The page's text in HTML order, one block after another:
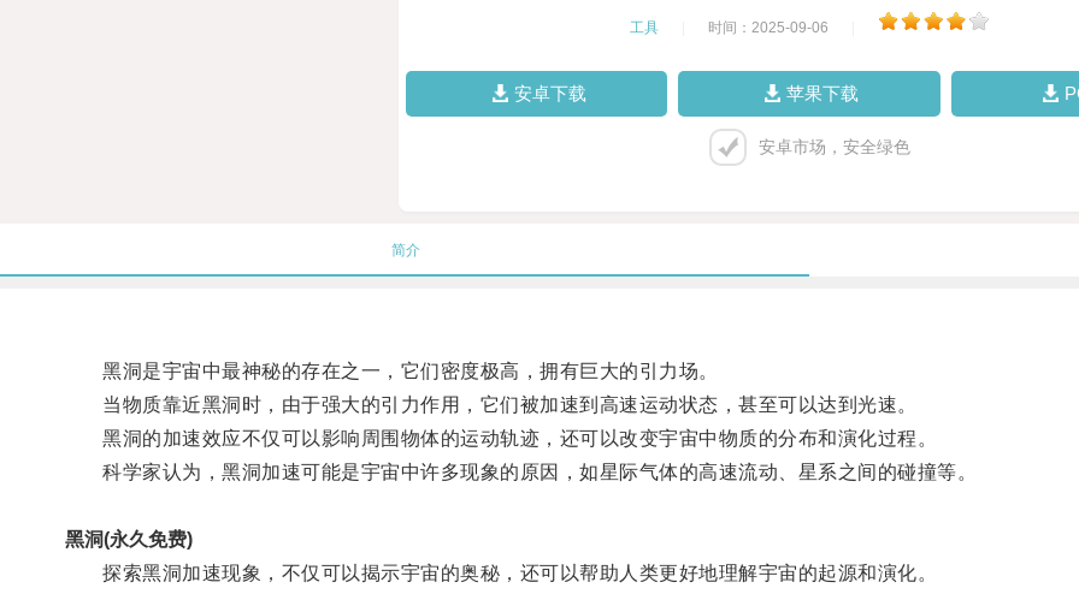
工具 时间：2025-09-06
安卓下载 苹果下载
安卓市场，安全绿色
简介
黑洞是宇宙中最神秘的存在之一，它们密度极高，拥有巨大的引力场。
当物质靠近黑洞时，由于强大的引力作用，它们被加速到高速运动状态，甚至可以达到光速。
黑洞的加速效应不仅可以影响周围物体的运动轨迹，还可以改变宇宙中物质的分布和演化过程。
科学家认为，黑洞加速可能是宇宙中许多现象的原因，如星际气体的高速流动、星系之间的碰撞等。
黑洞(永久免费)
探索黑洞加速现象，不仅可以揭示宇宙的奥秘，还可以帮助人类更好地理解宇宙的起源和演化。